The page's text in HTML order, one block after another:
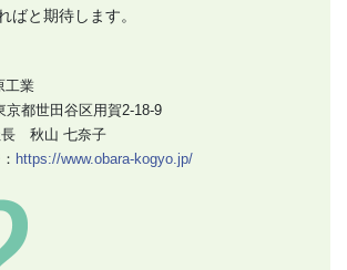
ばと期待します。
工業
京都世田谷区用賀2-18-9
長 秋山 七奈子
https://www.obara-kogyo.jp/